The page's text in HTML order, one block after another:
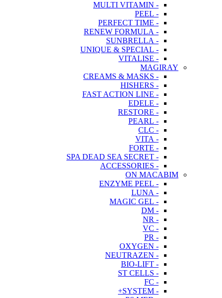
- MULTI VITAMIN
- PEEL
- PERFECT TIME
- RENEW FORMULA
- SUNBRELLA
- UNIQUE & SPECIAL
- VITALISE
MAGIRAY
- CREAMS & MASKS
- HISHERS
- FAST ACTION LINE
- EDELE
- RESTORE
- PEARL
- CLC
- VITA
- FORTE
- SPA DEAD SEA SECRET
- ACCESSORIES
ON MACABIM
- ENZYME PEEL
- LUNA
- MAGIC GEL
- DM
- NR
- VC
- PR
- OXYGEN
- NEUTRAZEN
- BIO-LIFT
- ST CELLS
- FC
- SYSTEM+